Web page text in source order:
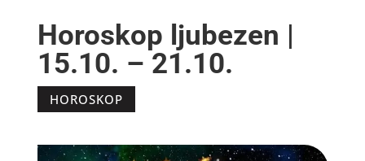
Horoskop ljubezen |
15.10. – 21.10.
HOROSKOP